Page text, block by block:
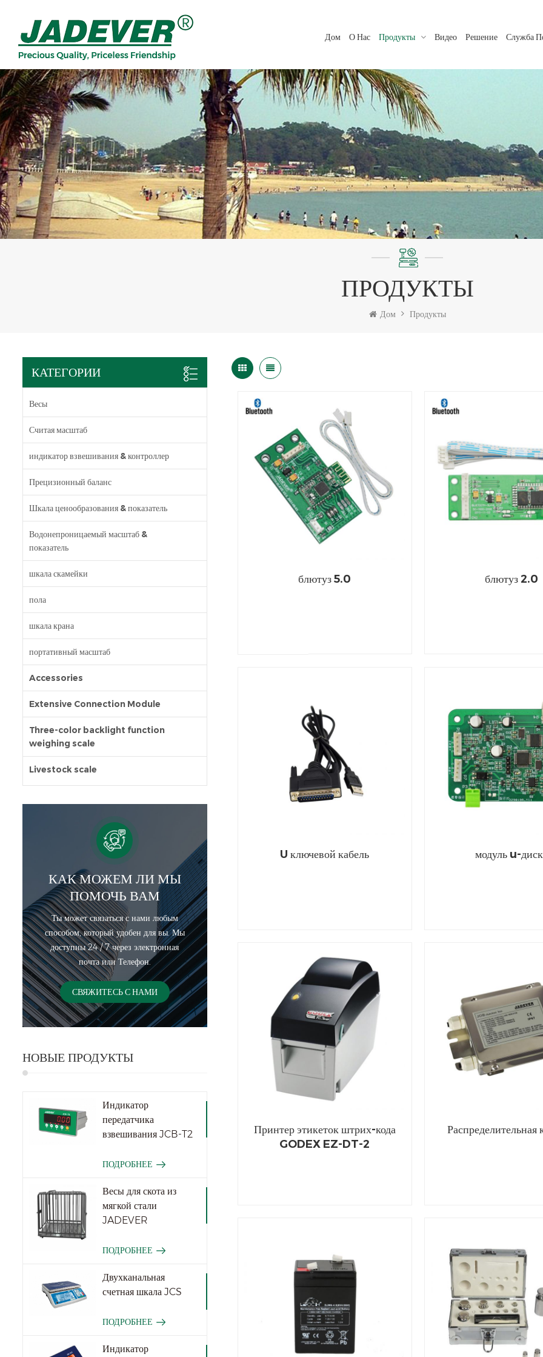
Дом О Нас Продукты Видео Решение Служба
ПРОДУКТЫ
Дом Продукты
КАТЕГОРИИ
Весы
Считая масштаб
индикатор взвешивания & контроллер
Прецизионный баланс
Шкала ценообразования & показатель
Водонепроницаемый масштаб &
показатель
шкала скамейки
пола
шкала крана
портативный масштаб
Accessories
Extensive Connection Module
Three-color backlight function
weighing scale
Livestock scale
КАК МОЖЕМ ЛИ МЫ
ПОМОЧЬ ВАМ
Ты может связаться с нами любым
способом, который удобен для вы. Мы
доступны 24 / 7 через электронная
почта или Телефон.
СВЯЖИТЕСЬ С НАМИ
НОВЫЕ ПРОДУКТЫ
Индикатор
передатчика
взвешивания JCB-T2
ПОДРОБНЕЕ
Весы для скота из
мягкой стали
JADEVER
ПОДРОБНЕЕ
Двухканальная
счетная шкала JCS
ПОДРОБНЕЕ
Индикатор
блютуз 5.0 блютуз 2.0
U ключевой кабель модуль u-
Принтер этикеток штрих-кода
GODEX EZ-DT-2
Распределительная